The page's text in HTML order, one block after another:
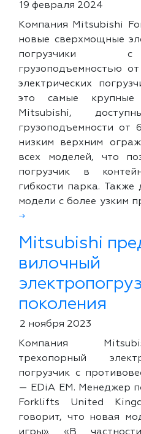
19 февраля 2024
Компания Mitsubishi
новые сверхмощные
погрузчики с
грузоподъемностью
электрических
это самые
Mitsubishi,
грузоподъемности
низким верхним
всех моделей, что
погрузчик в
гибкости парка.
модели с более узким
→
Mitsubishi
вилочный
поколения
2 ноября 2023
Компания
трехопорный
погрузчик с
— EDiA EM. Менеджер
Forklifts United
говорит, что новая